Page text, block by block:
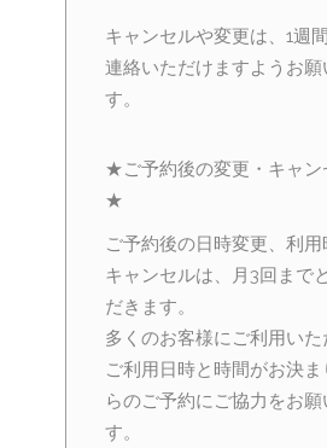
キャンセルや変更は、1週
連絡いただけますようお願
す。
★ご予約後の変更・キャン
★
ご予約後の日時変更、利用
キャンセルは、月3回まで
だきます。
多くのお客様にご利用いた
ご利用日時と時間がお決
らのご予約にご協力をお願
す。